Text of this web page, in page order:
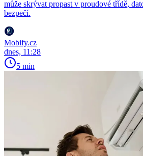
může skrývat propast v proudové třídě,
bezpečí.
Mobify.cz
dnes, 11:28
5 min